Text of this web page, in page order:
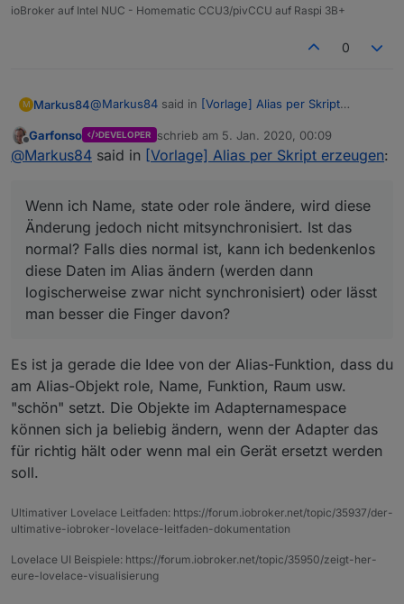
ioBroker auf Intel NUC - Homematic CCU3/pivCCU auf Raspi 3B+
0
M Markus84@Markus84 said in [Vorlage] Alias per Skript
@paul53Besten Dank. Jetzt habe ich es
verstanden... Den Alias anzulegen hat wunderbar
funktioniert. Den value synchronisiert er auch sehr
schön zwischen Alias und dem zu schaltenden
Datenpunkt. Wenn ich Name, state oder role
ändere, wird diese Änderung jedoch nicht
mitsynchronisiert. Ist das normal? Falls dies normal
ist, kann ich bedenkenlos diese Daten im Alias
ändern (werden dann logischerweise zwar nicht
davon?
Offline
Garfonso DEVELOPER schrieb am 5. Jan. 2020, 00:09
zuletzt editiert von
@Markus84 said in [Vorlage] Alias per Skript erzeugen:
Wenn ich Name, state oder role ändere, wird diese
Änderung jedoch nicht mitsynchronisiert. Ist das
normal? Falls dies normal ist, kann ich bedenkenlos
diese Daten im Alias ändern (werden dann
logischerweise zwar nicht synchronisiert) oder lässt
man besser die Finger davon?
Es ist ja gerade die Idee von der Alias-Funktion, dass du
am Alias-Objekt role, Name, Funktion, Raum usw.
"schön" setzt. Die Objekte im Adapternamespace
können sich ja beliebig ändern, wenn der Adapter das
für richtig hält oder wenn mal ein Gerät ersetzt werden
soll.
Ultimativer Lovelace Leitfaden: https://forum.iobroker.net/topic/35937/der-
ultimative-iobroker-lovelace-leitfaden-dokumentation
Lovelace UI Beispiele: https://forum.iobroker.net/topic/35950/zeigt-her-
eure-lovelace-visualisierung